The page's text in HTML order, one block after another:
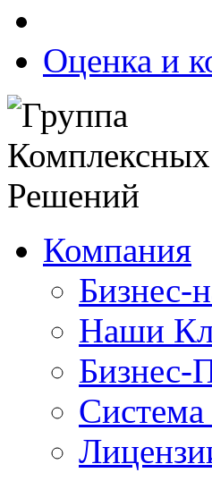
Оценка и
Компания
Бизнес-
Наши
Бизнес-
Система